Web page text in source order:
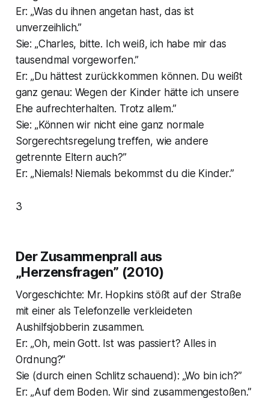
Er: „Was du ihnen angetan hast, das ist
unverzeihlich.”
Sie: „Charles, bitte. Ich weiß, ich habe mir das
tausendmal vorgeworfen.”
Er: „Du hättest zurückkommen können. Du weißt
ganz genau: Wegen der Kinder hätte ich unsere
Ehe aufrechterhalten. Trotz allem.”
Sie: „Können wir nicht eine ganz normale
Sorgerechtsregelung treffen, wie andere
getrennte Eltern auch?”
Er: „Niemals! Niemals bekommst du die Kinder.”
3
Der Zusammenprall aus
„Herzensfragen” (2010)
Vorgeschichte: Mr. Hopkins stößt auf der Straße
mit einer als Telefonzelle verkleideten
Aushilfsjobberin zusammen.
Er: „Oh, mein Gott. Ist was passiert? Alles in
Ordnung?”
Sie (durch einen Schlitz schauend ): „Wo bin ich?”
Er: „Auf dem Boden. Wir sind zusammengestoßen.”